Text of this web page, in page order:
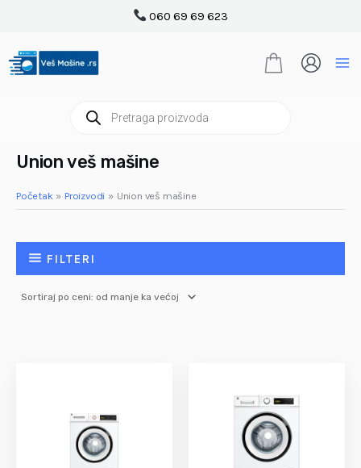
sadržaj
060 69 69 623
search
Union veš mašine
Početak Proizvodi Union veš mašine
FILTERI